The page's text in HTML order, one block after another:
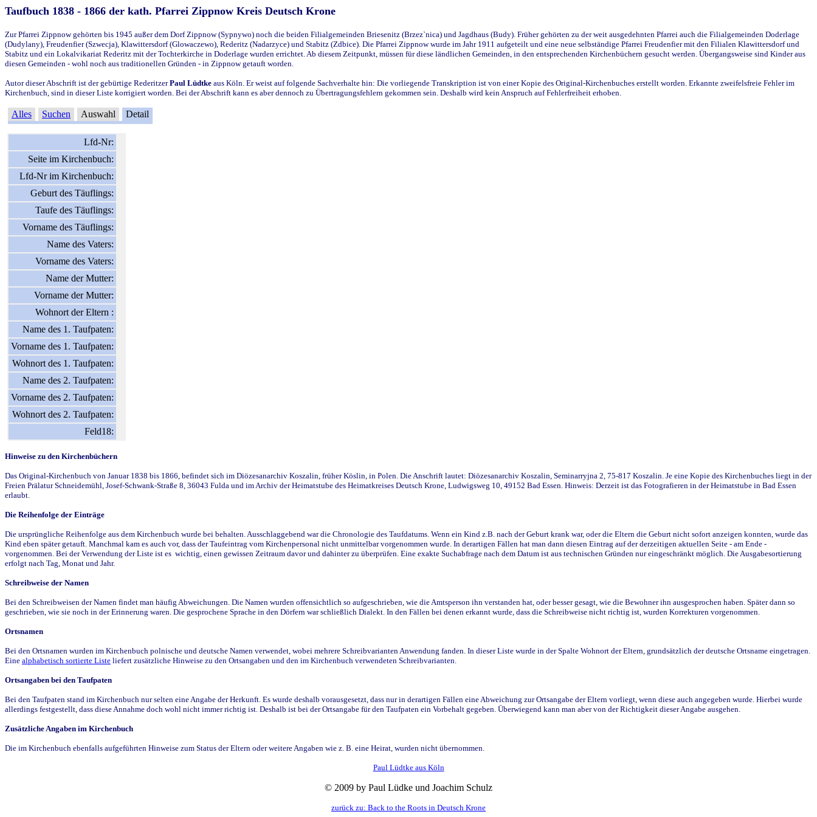
Taufbuch 1838 - 1866 der kath. Pfarrei Zippnow Kreis Deutsch Krone
Zur Pfarrei Zippnow gehörten bis 1945 außer dem Dorf Zippnow (Sypnywo) noch die beiden Filialgemeinden Briesenitz (Brzez`nica) und Jagdhaus (Budy). Früher gehörten zu der weit ausgedehnten Pfarrei auch die Filialgemeinden Doderlage
(Dudylany), Freudenfier (Szwecja), Klawittersdorf (Glowaczewo), Rederitz (Nadarzyce) und Stabitz (Zdbice). Die Pfarrei Zippnow wurde im Jahr 1911 aufgeteilt und eine neue selbständige Pfarrei Freudenfier mit den Filialen Klawittersdorf und
Stabitz und ein Lokalvikariat Rederitz mit der Tochterkirche in Doderlage wurden errichtet. Ab diesem Zeitpunkt, müssen für diese ländlichen Gemeinden, in den entsprechenden Kirchenbüchern gesucht werden. Übergangsweise sind Kinder aus
diesen Gemeinden - wohl noch aus traditionellen Gründen - in Zippnow getauft worden.
Autor dieser Abschrift ist der gebürtige RederitzerPaul Lüdtke aus Köln. Er weist auf folgende Sachverhalte hin: Die vorliegende Transkription ist von einer Kopie des Original-Kirchenbuches erstellt worden. Erkannte zweifelsfreie Fehler im
Kirchenbuch, sind in dieser Liste korrigiert worden. Bei der Abschrift kann es aber dennoch zu Übertragungsfehlern gekommen sein. Deshalb wird kein Anspruch auf Fehlerfreiheit erhoben.
Alles Suchen Auswahl Detail
Lfd-Nr:
Seite im Kirchenbuch:
Lfd-Nr im Kirchenbuch:
Geburt des Täuflings:
Taufe des Täuflings:
Vorname des Täuflings:
Name des Vaters:
Vorname des Vaters:
Name der Mutter:
Vorname der Mutter:
Wohnort der Eltern :
Name des 1. Taufpaten:
Vorname des 1. Taufpaten:
Wohnort des 1. Taufpaten:
Name des 2. Taufpaten:
Vorname des 2. Taufpaten:
Wohnort des 2. Taufpaten:
Feld18:
Hinweise zu den Kirchenbüchern
Das Original-Kirchenbuch von Januar 1838 bis 1866, befindet sich im Diözesanarchiv Koszalin, früher Köslin, in Polen. Die Anschrift lautet: Diözesanarchiv Koszalin, Seminarryjna 2, 75-817 Koszalin. Je eine Kopie des Kirchenbuches liegt in der
Freien Prälatur Schneidemühl, Josef-Schwank-Straße 8, 36043 Fulda und im Archiv der Heimatstube des Heimatkreises Deutsch Krone, Ludwigsweg 10, 49152 Bad Essen. Hinweis: Derzeit ist das Fotografieren in der Heimatstube in Bad Essen
erlaubt.
Die Reihenfolge der Einträge
Die ursprüngliche Reihenfolge aus dem Kirchenbuch wurde bei behalten. Ausschlaggebend war die Chronologie des Taufdatums. Wenn ein Kind z.B. nach der Geburt krank war, oder die Eltern die Geburt nicht sofort anzeigen konnten, wurde das
Kind eben später getauft. Manchmal kam es auch vor, dass der Taufeintrag vom Kirchenpersonal nicht unmittelbar vorgenommen wurde. In derartigen Fällen hat man dann diesen Eintrag auf der derzeitigen aktuellen Seite - am Ende -
vorgenommen. Bei der Verwendung der Liste ist es wichtig, einen gewissen Zeitraum davor und dahinter zu überprüfen. Eine exakte Suchabfrage nach dem Datum ist aus technischen Gründen nur eingeschränkt möglich. Die Ausgabesortierung
erfolgt nach Tag, Monat und Jahr.
Schreibweise der Namen
Bei den Schreibweisen der Namen findet man häufig Abweichungen. Die Namen wurden offensichtlich so aufgeschrieben, wie die Amtsperson ihn verstanden hat, oder besser gesagt, wie die Bewohner ihn ausgesprochen haben. Später dann so
geschrieben, wie sie noch in der Erinnerung waren. Die gesprochene Sprache in den Dörfern war schließlich Dialekt. In den Fällen bei denen erkannt wurde, dass die Schreibweise nicht richtig ist, wurden Korrekturen vorgenommen.
Ortsnamen
Bei den Ortsnamen wurden im Kirchenbuch polnische und deutsche Namen verwendet, wobei mehrere Schreibvarianten Anwendung fanden. In dieser Liste wurde in der Spalte Wohnort der Eltern, grundsätzlich der deutsche Ortsname eingetragen.
Eine alphabetisch sortierte Liste liefert zusätzliche Hinweise zu den Ortsangaben und den im Kirchenbuch verwendeten Schreibvarianten.
Ortsangaben bei den Taufpaten
Bei den Taufpaten stand im Kirchenbuch nur selten eine Angabe der Herkunft. Es wurde deshalb vorausgesetzt, dass nur in derartigen Fällen eine Abweichung zur Ortsangabe der Eltern vorliegt, wenn diese auch angegeben wurde. Hierbei wurde
allerdings festgestellt, dass diese Annahme doch wohl nicht immer richtig ist. Deshalb ist bei der Ortsangabe für den Taufpaten ein Vorbehalt gegeben. Überwiegend kann man aber von der Richtigkeit dieser Angabe ausgehen.
Zusätzliche Angaben im Kirchenbuch
Die im Kirchenbuch ebenfalls aufgeführten Hinweise zum Status der Eltern oder weitere Angaben wie z. B. eine Heirat, wurden nicht übernommen.
Paul Lüdtke aus Köln
© 2009 by Paul Lüdke und Joachim Schulz
zurück zu: Back to the Roots in Deutsch Krone